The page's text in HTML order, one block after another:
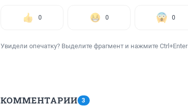
0 0 0
Увидели опечатку? Выделите фрагмент и нажмите Ctrl+Enter
КОММЕНТАРИИ 3